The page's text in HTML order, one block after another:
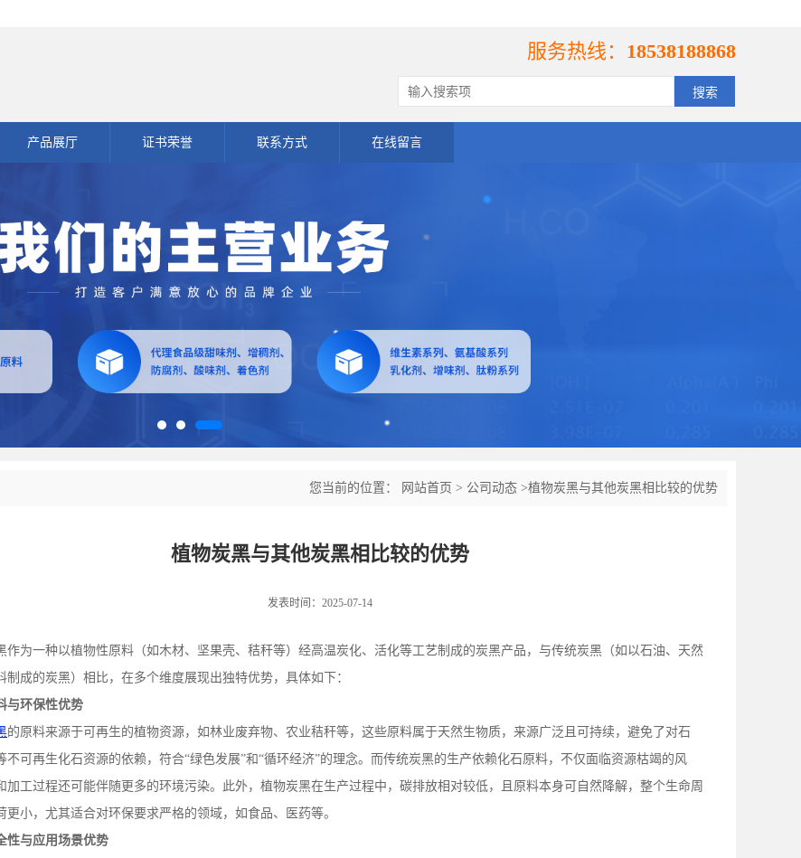
服务热线： 18538188868
产品展厅 证书荣誉 联系方式 在线留言
您当前的位置： 网站首页 > 公司动态 >植物炭黑与其他炭黑相比较的优势
植物炭黑与其他炭黑相比较的优势
发表时间：2025-07-14
作为一种以植物性原料（如木材、坚果壳、秸秆等）经高温炭化、活化等工艺制成的炭黑产品，与传统炭黑（如以石油、天然
制成的炭黑）相比，在多个维度展现出独特优势，具体如下：
与环保性优势
的原料来源于可再生的植物资源，如林业废弃物、农业秸秆等，这些原料属于天然生物质，来源广泛且可持续，避免了对石
不可再生化石资源的依赖，符合“绿色发展”和“循环经济”的理念。而传统炭黑的生产依赖化石原料，不仅面临资源枯竭的风
加工过程还可能伴随更多的环境污染。此外，植物炭黑在生产过程中，碳排放相对较低，且原料本身可自然降解，整个生命周
更小，尤其适合对环保要求严格的领域，如食品、医药等。
性与应用场景优势